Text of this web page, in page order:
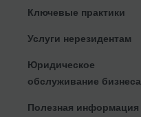
Ключевые практики
Услуги нерезидентам
Юридическое
обслуживание бизнеса
Полезная информация